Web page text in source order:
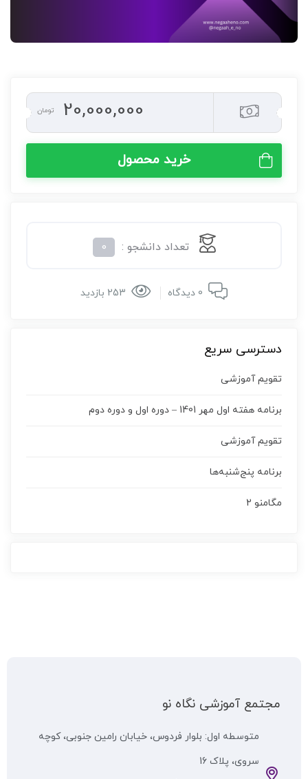
20,000,000 تومان
خرید محصول
تعداد دانشجو : 0
دسترسی سریع
تقویم آموزشی
برنامه هفته اول مهر 1401 – دوره اول و دوره دوم
تقویم آموزشی
برنامه پنج‌شنبه‌ها
مگامنو 2
مجتمع آموزشی نگاه نو
متوسطه اول: بلوار فردوس، خیابان رامین جنوبی، کوچه
سروی، پلاک 16